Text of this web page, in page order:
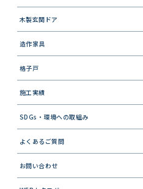
木製玄関ドア
造作家具
格子戸
施工実績
SDGs・環境への取組み
よくあるご質問
お問い合わせ